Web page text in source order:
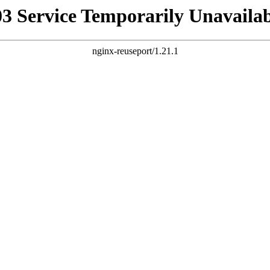
Service Temporarily
nginx-reuseport/1.21.1